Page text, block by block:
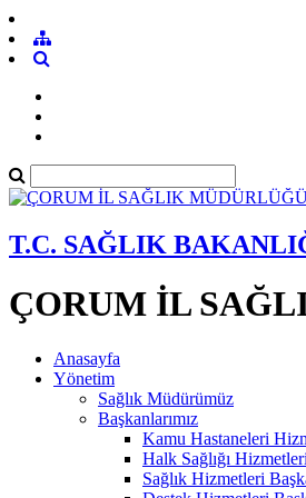
T.C. SAĞLIK
ÇORUM İL
Anasayfa
Yönetim
Sağlık Müdürümüz
Başkanlarımız
Kamu Hastaneleri
Halk Sağlığı
Sağlık Hizmetleri